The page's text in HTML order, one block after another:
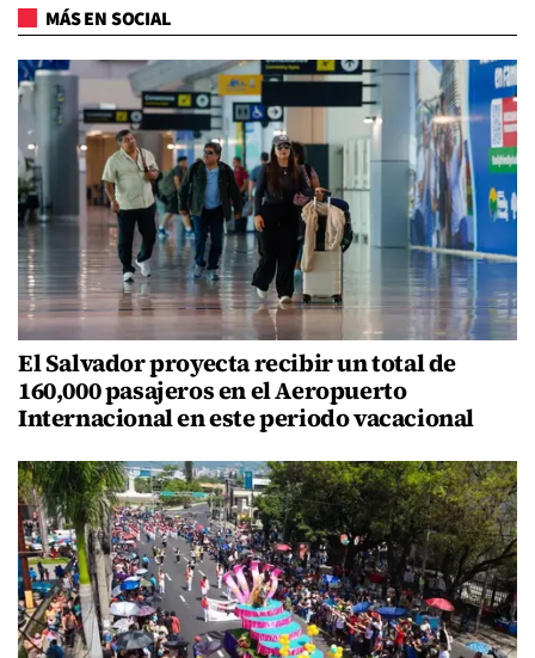
MÁS EN SOCIAL
El Salvador proyecta recibir un total de
160,000 pasajeros en el Aeropuerto
Internacional en este periodo vacacional